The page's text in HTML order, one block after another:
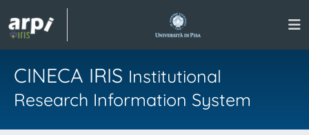
CINECA IRIS Institutional
Research Information System